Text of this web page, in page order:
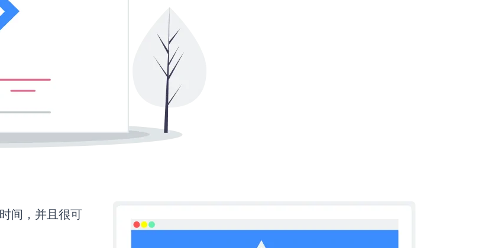
间，并且很可